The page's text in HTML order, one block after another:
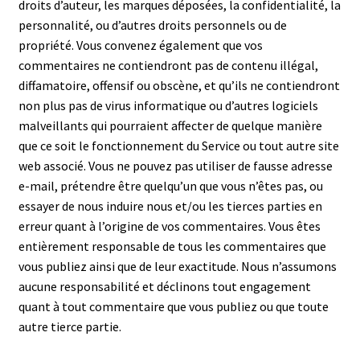
droits d’auteur, les marques déposées, la confidentialité, la
personnalité, ou d’autres droits personnels ou de
propriété. Vous convenez également que vos
commentaires ne contiendront pas de contenu illégal,
diffamatoire, offensif ou obscène, et qu’ils ne contiendront
non plus pas de virus informatique ou d’autres logiciels
malveillants qui pourraient affecter de quelque manière
que ce soit le fonctionnement du Service ou tout autre site
web associé. Vous ne pouvez pas utiliser de fausse adresse
e-mail, prétendre être quelqu’un que vous n’êtes pas, ou
essayer de nous induire nous et/ou les tierces parties en
erreur quant à l’origine de vos commentaires. Vous êtes
entièrement responsable de tous les commentaires que
vous publiez ainsi que de leur exactitude. Nous n’assumons
aucune responsabilité et déclinons tout engagement
quant à tout commentaire que vous publiez ou que toute
autre tierce partie.